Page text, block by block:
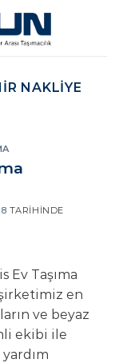
NAKLIYE
TARIHINDE
Ev Taşıma
en
ve beyaz
ekibi ile